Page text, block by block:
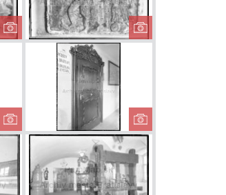
Stolárska dielňa
v Starej radnici
Reliéf v
Dvere na chodbe
radnice
Vyrezávané